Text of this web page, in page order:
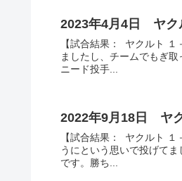
2023年4月4日 ヤク
【試合結果： ヤクルト
ましたし、チームでもぎ
ニード投手...
2022年9月18日 ヤ
【試合結果： ヤクルト
うにという思いで投げて
です。勝ち...